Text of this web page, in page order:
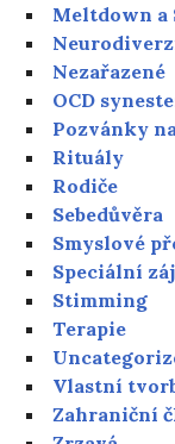
Meltdown a
Nezařazené
OCD
Pozvánky
Rituály
Rodiče
Sebedůvěra
Smyslové
Speciální
Stimming
Terapie
Vlastní
Zahraniční